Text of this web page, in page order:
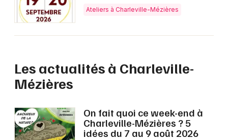
Ateliers à Charleville-Mézières
Les actualités à Charleville-
Mézières
On fait quoi ce week-end à
Charleville-Mézières ? 5
idées du 7 au 9 août 2026